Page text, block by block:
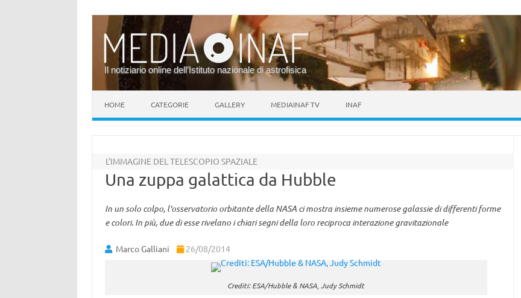
Il notiziario online dell’Istituto nazionale di astrofisica
HOME CATEGORIE GALLERY MEDIAINAF TV INAF
L’IMMAGINE DEL TELESCOPIO SPAZIALE
Una zuppa galattica da Hubble
In un solo colpo, l'osservatorio orbitante della NASA ci mostra insieme numerose galassie di differenti forme
e colori. In più, due di esse rivelano i chiari segni della loro reciproca interazione gravitazionale
Marco Galliani 26/08/2014
Crediti: ESA/Hubble & NASA, Judy Schmidt